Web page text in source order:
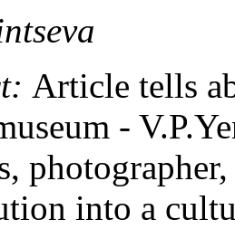
Article tells
-
into a